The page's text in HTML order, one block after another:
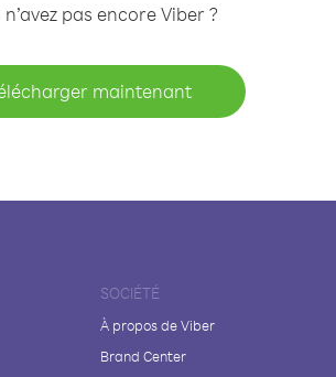
n’avez pas encore Viber ?
maintenant
SOCIÉTÉ
À propos de Viber
Brand Center